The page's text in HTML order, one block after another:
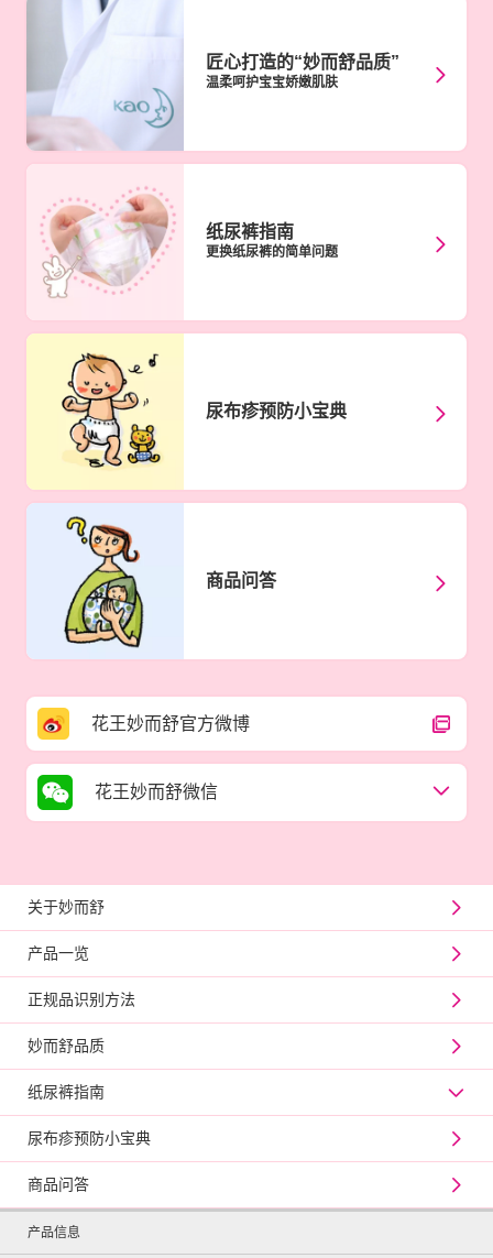
匠心打造的“妙而舒品质”
温柔呵护宝宝娇嫩肌肤
纸尿裤指南
更换纸尿裤的简单问题
尿布疹预防⼩宝典
商品问答
花王妙而舒官方微博
花王妙而舒微信
关于妙而舒
产品一览
正规品识别方法
妙而舒品质
纸尿裤指南
尿布疹预防小宝典
商品问答
产品信息